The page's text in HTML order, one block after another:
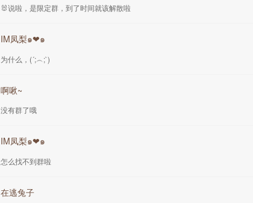
🐰说啦，是限定群，到了时间就该解散啦
IM凤梨๑❤๑
为什么，(´;︵;`)
啊啾~
没有群了哦
IM凤梨๑❤๑
怎么找不到群啦
在逃兔子